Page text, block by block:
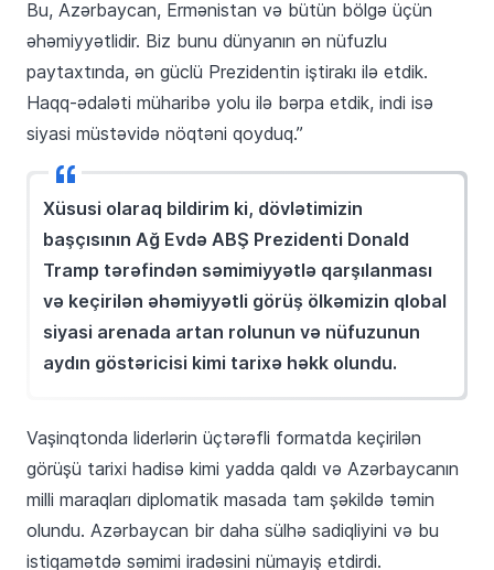
Bu, Azərbaycan, Ermənistan və bütün bölgə üçün
əhəmiyyətlidir. Biz bunu dünyanın ən nüfuzlu
paytaxtında, ən güclü Prezidentin iştirakı ilə etdik.
Haqq-ədaləti müharibə yolu ilə bərpa etdik, indi isə
siyasi müstəvidə nöqtəni qoyduq.”
Xüsusi olaraq bildirim ki, dövlətimizin
başçısının Ağ Evdə ABŞ Prezidenti Donald
Tramp tərəfindən səmimiyyətlə qarşılanması
və keçirilən əhəmiyyətli görüş ölkəmizin qlobal
siyasi arenada artan rolunun və nüfuzunun
aydın göstəricisi kimi tarixə həkk olundu.
Vaşinqtonda liderlərin üçtərəfli formatda keçirilən
görüşü tarixi hadisə kimi yadda qaldı və Azərbaycanın
milli maraqları diplomatik masada tam şəkildə təmin
olundu. Azərbaycan bir daha sülhə sadiqliyini və bu
istiqamətdə səmimi iradəsini nümayiş etdirdi.